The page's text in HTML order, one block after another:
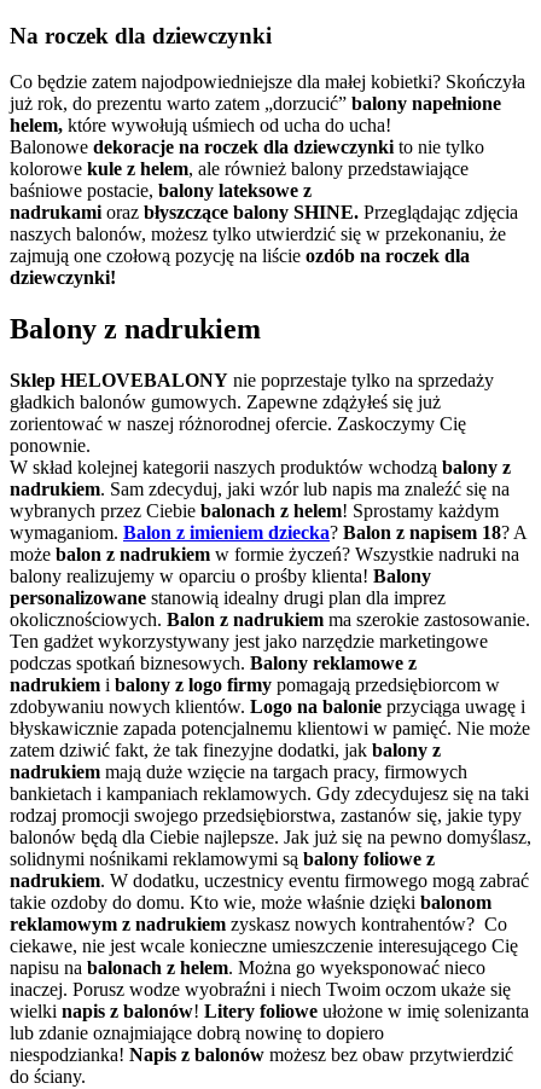
Na roczek dla dziewczynki
Co będzie zatem najodpowiedniejsze dla małej kobietki? Skończyła
już rok, do prezentu warto zatem „dorzucić” balony napełnione
helem, które wywołują uśmiech od ucha do ucha!
Balonowe dekoracje na roczek dla dziewczynki to nie tylko
kolorowe kule z helem, ale również balony przedstawiające
baśniowe postacie, balony lateksowe z
nadrukami oraz błyszczące balony SHINE. Przeglądając zdjęcia
naszych balonów, możesz tylko utwierdzić się w przekonaniu, że
zajmują one czołową pozycję na liście ozdób na roczek dla
dziewczynki!
Balony z nadrukiem
Sklep HELOVEBALONY nie poprzestaje tylko na sprzedaży
gładkich balonów gumowych. Zapewne zdążyłeś się już
zorientować w naszej różnorodnej ofercie. Zaskoczymy Cię
ponownie.
W skład kolejnej kategorii naszych produktów wchodzą balony z
nadrukiem. Sam zdecyduj, jaki wzór lub napis ma znaleźć się na
wybranych przez Ciebie balonach z helem! Sprostamy każdym
wymaganiom. Balon z imieniem dziecka? Balon z napisem 18? A
może balon z nadrukiem w formie życzeń? Wszystkie nadruki na
balony realizujemy w oparciu o prośby klienta! Balony
personalizowane stanowią idealny drugi plan dla imprez
okolicznościowych. Balon z nadrukiem ma szerokie zastosowanie.
Ten gadżet wykorzystywany jest jako narzędzie marketingowe
podczas spotkań biznesowych. Balony reklamowe z
nadrukiem i balony z logo firmy pomagają przedsiębiorcom w
zdobywaniu nowych klientów. Logo na balonie przyciąga uwagę i
błyskawicznie zapada potencjalnemu klientowi w pamięć. Nie może
zatem dziwić fakt, że tak finezyjne dodatki, jak balony z
nadrukiem mają duże wzięcie na targach pracy, firmowych
bankietach i kampaniach reklamowych. Gdy zdecydujesz się na taki
rodzaj promocji swojego przedsiębiorstwa, zastanów się, jakie typy
balonów będą dla Ciebie najlepsze. Jak już się na pewno domyślasz,
solidnymi nośnikami reklamowymi są balony foliowe z
nadrukiem. W dodatku, uczestnicy eventu firmowego mogą zabrać
takie ozdoby do domu. Kto wie, może właśnie dzięki balonom
reklamowym z nadrukiem zyskasz nowych kontrahentów? Co
ciekawe, nie jest wcale konieczne umieszczenie interesującego Cię
napisu na balonach z helem. Można go wyeksponować nieco
inaczej. Porusz wodze wyobraźni i niech Twoim oczom ukaże się
wielki napis z balonów! Litery foliowe ułożone w imię solenizanta
lub zdanie oznajmiające dobrą nowinę to dopiero
niespodzianka! Napis z balonów możesz bez obaw przytwierdzić
do ściany.